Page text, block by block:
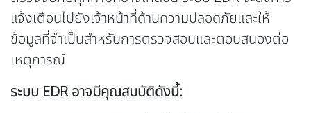
แจ้งเตือนไปยังเจ้าหน้าที่ด้านความปลอดภัยและให้
ข้อมูลที่จำเป็นสำหรับการตรวจสอบและตอบสนองต่อ
เหตุการณ์
ระบบ EDR อาจมีคุณสมบัติดังนี้: